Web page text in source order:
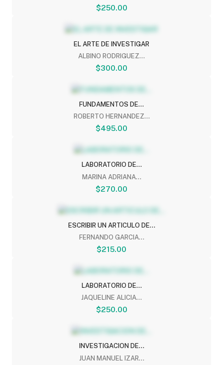
$250.00
EL ARTE DE INVESTIGAR
ALBINO RODRIGUEZ...
$300.00
FUNDAMENTOS DE...
ROBERTO HERNANDEZ...
$495.00
LABORATORIO DE...
MARINA ADRIANA...
$270.00
ESCRIBIR UN ARTICULO DE...
FERNANDO GARCIA...
$215.00
LABORATORIO DE...
JAQUELINE ALICIA...
$250.00
INVESTIGACION DE...
JUAN MANUEL IZAR...